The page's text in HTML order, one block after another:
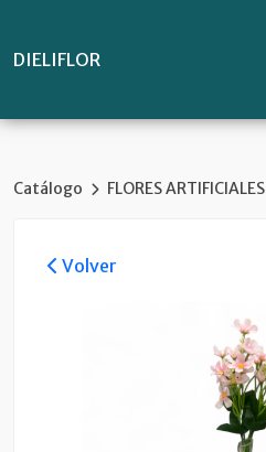
DIELIFLOR
Catálogo FLORES ARTIFICIALES
Volver